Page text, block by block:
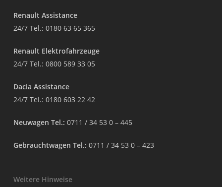
Renault Assistance
24/7 Tel.: 0180 63 65 365
Renault Elektrofahrzeuge
24/7 Tel.: 0800 589 33 05
Dacia Assistance
24/7 Tel.: 0180 603 22 42
Neuwagen Tel.: 0711 / 34 53 0 – 445
Gebrauchtwagen Tel.: 0711 / 34 53 0 – 423
Weitere Hinweise